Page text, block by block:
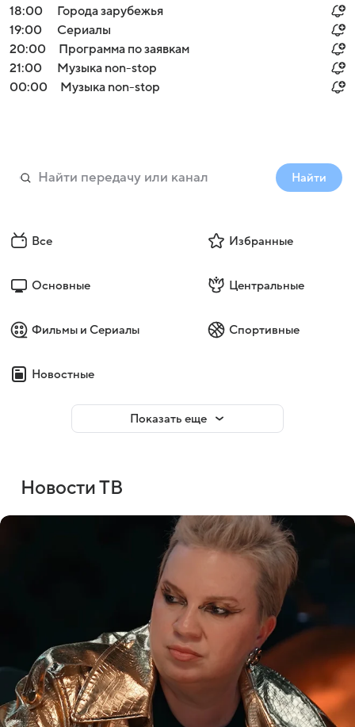
18:00
Города зарубежья
19:00
Сериалы
20:00
Программа по заявкам
21:00
Музыка non-stop
00:00
Музыка non-stop
Найти
Все Избранные
Основные Центральные
Фильмы и Сериалы Спортивные
Новостные
Показать еще
Новости ТВ